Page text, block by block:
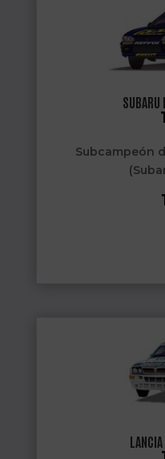
Subcampeón